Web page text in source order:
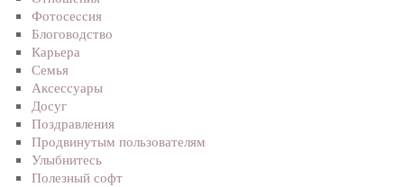
Фотосеcсия
Блоговодство
Карьера
Семья
Аксессуары
Досуг
Поздравления
Продвинутым пользователям
Улыбнитесь
Полезный софт